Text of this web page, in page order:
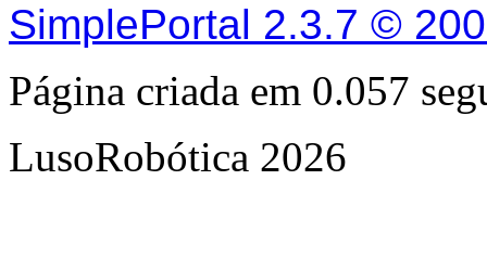
SimplePortal 2.3.7 ©
Página criada em 0.057
LusoRobótica 2026